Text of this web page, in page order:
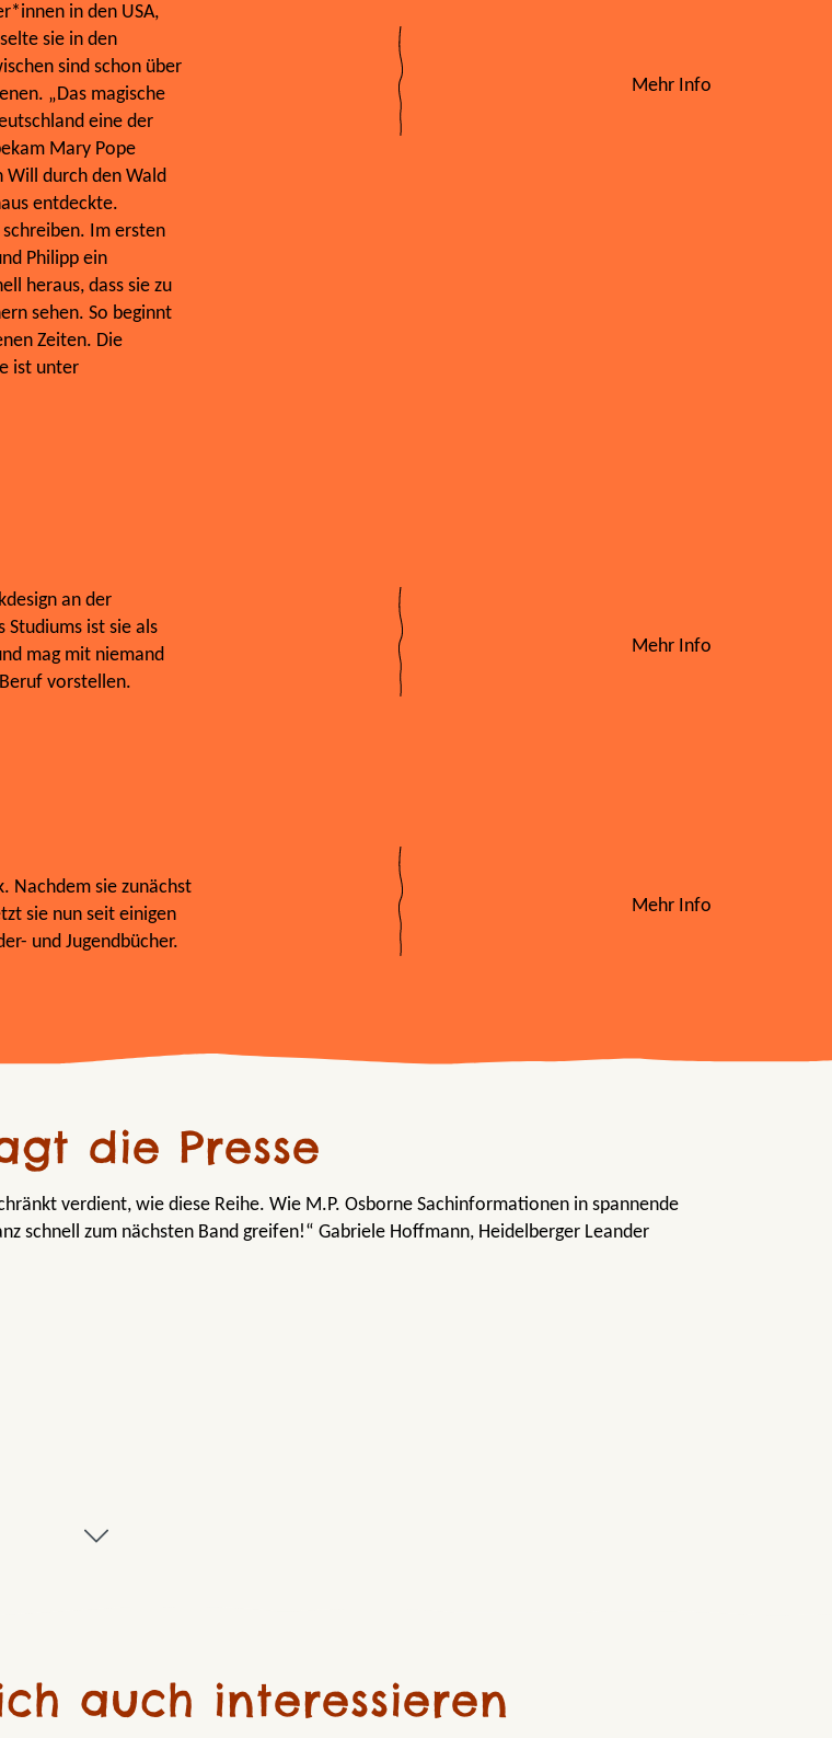
in den USA,
sie in den
sind schon über
„Das magische
eine der
Mary Pope
Will durch den Wald
entdeckte.
Im ersten
Philipp ein
heraus, dass sie zu
sehen. So beginnt
Zeiten. Die
ist unter
Mehr Info
an der
Studiums ist sie als
mag mit niemand
vorstellen.
Mehr Info
Nachdem sie zunächst
sie nun seit einigen
und Jugendbücher.
Mehr Info
die Presse
verdient, wie diese Reihe. Wie M.P. Osborne Sachinformationen in spannende
schnell zum nächsten Band greifen!“ Gabriele Hoffmann, Heidelberger Leander
auch interessieren